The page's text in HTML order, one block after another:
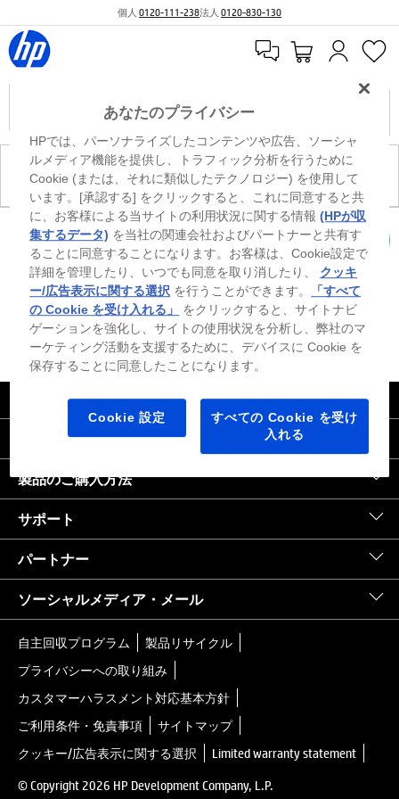
個人 0120-111-238法人 0120-830-130
現在、このカテゴリには商品がありません。
カートを確認
※ Windowsのすべてのエディションまたはバージョンで、すべての機能を使用でき
るわけではありません。Windowsの機能を最大限に活用するには、システムのハ
ードウェア、ドライバー、ソフトウェアのアップグレードおよび/または別途購
入、あるいはBIOSのアップデートが必要になる場合があります。Windowsは自動
的にアップデートされ、有効になります。高速インターネットとMicrosoftアカウ
ントが必要になります。ISPの料金が適用され、今後アップデートの際に要件が追
加される場合があります。http://www.windows.com 外部リンクアイコンをご覧く
ださい。
｜United States HP.com
会社情報
製品のご購入方法
サポート
パートナー
ソーシャルメディア・メール
自主回収プログラム
製品リサイクル
プライバシーへの取り組み
カスタマーハラスメント対応基本方針
ご利用条件・免責事項
サイトマップ
クッキー/広告表示に関する選択
Limited warranty statement
© Copyright 2026 HP Development Company, L.P.
あなたのプライバシー
HPでは、パーソナライズしたコンテンツや広告、ソーシャ
ルメディア機能を提供し、トラフィック分析を行うために
Cookie (または、それに類似したテクノロジー) を使用して
います。[承認する] をクリックすると、これに同意すると共
に、お客様による当サイトの利用状況に関する情報(HPが収
集するデータ) を当社の関連会社およびパートナーと共有す
ることに同意することになります。お客様は、Cookie設定で
詳細を管理したり、いつでも同意を取り消したり、 クッキ
ー/広告表示に関する選択 を行うことができます。
「すべて
の Cookie を受け入れる」
をクリックすると、サイトナビ
ゲーションを強化し、サイトの使用状況を分析し、弊社のマ
ーケティング活動を支援するために、デバイスに Cookie を
保存することに同意したことになります。
Cookie 設定
すべての Cookie を受け
入れる